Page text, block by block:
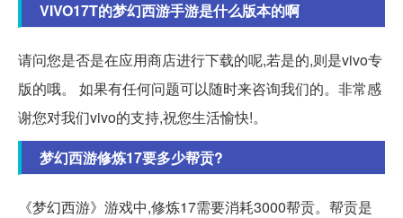
VIVO17T的梦幻西游手游是什么版本的啊
请问您是否是在应用商店进行下载的呢,若是的,则是vivo专
版的哦。 如果有任何问题可以随时来咨询我们的。非常感
谢您对我们vivo的支持,祝您生活愉快!。
梦幻西游修炼17要多少帮贡?
《梦幻西游》游戏中,修炼17需要消耗3000帮贡。帮贡是